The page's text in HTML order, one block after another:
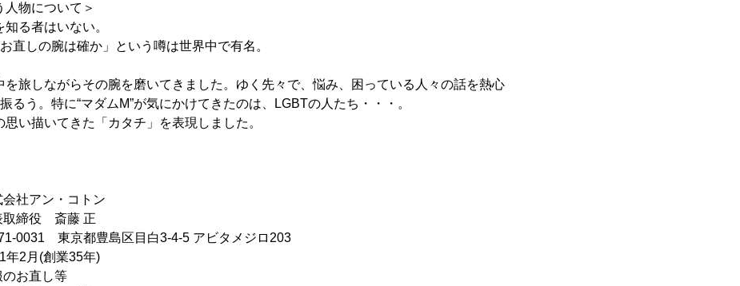
人物について＞
知る者はいない。
直しの腕は確か」という噂は世界中で有名。
を旅しながらその腕を磨いてきました。ゆく先々で、悩み、困っている人々の話を熱心
るう。特に“マダムM”が気にかけてきたのは、LGBTの人たち・・・。
思い描いてきた「カタチ」を表現しました。
アン・コトン
締役 斎藤 正
東京都豊島区目白3-4-5 アビタメジロ203
月(創業35年)
お直し等